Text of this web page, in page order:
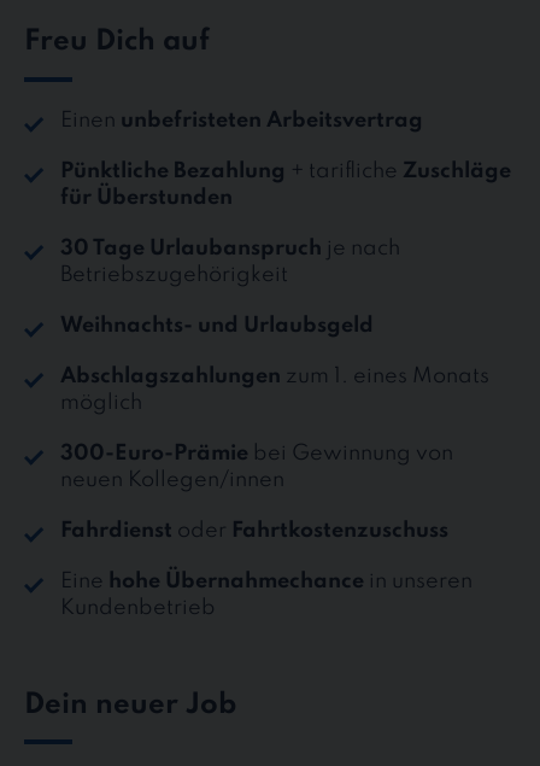
Freu Dich auf
Einen unbefristeten Arbeitsvertrag
Pünktliche Bezahlung + tarifliche Zuschläge
für Überstunden
30 Tage Urlaubanspruch je nach
Betriebszugehörigkeit
Weihnachts- und Urlaubsgeld
Abschlagszahlungen zum 1. eines Monats
möglich
300-Euro-Prämie bei Gewinnung von
neuen Kollegen/innen
Fahrdienst oder Fahrtkostenzuschuss
Eine hohe Übernahmechance in unseren
Kundenbetrieb
Dein neuer Job